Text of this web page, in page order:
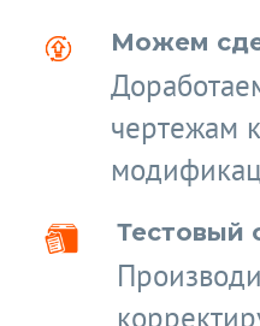
Можем
чертежам
Тестовый